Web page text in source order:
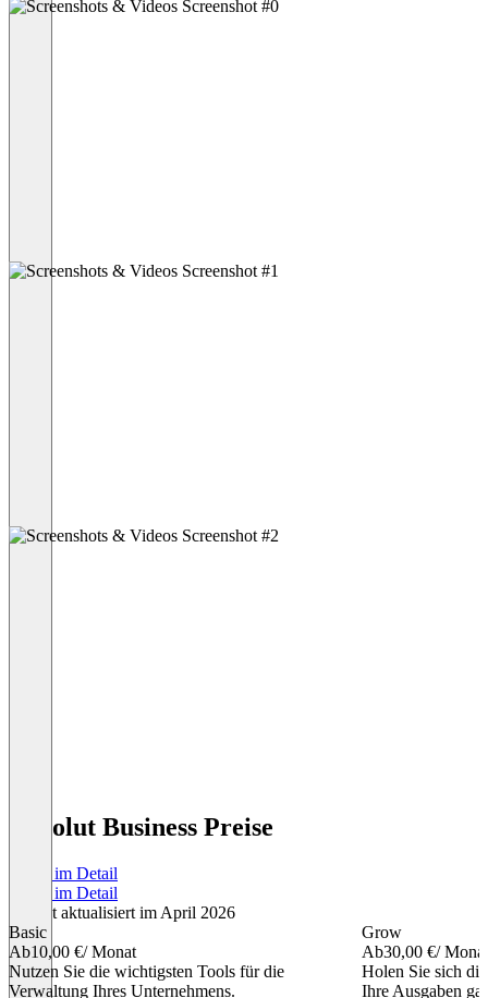
Revolut Business Preise
Preise im Detail
Preise im Detail
Zuletzt aktualisiert im April 2026
Basic
Ab10,00 €/ Monat
Nutzen Sie die wichtigsten Tools für die
Verwaltung Ihres Unternehmens.
Grow
Ab30,00 €/ Monat
Holen Sie sich
Ihre Ausgaben